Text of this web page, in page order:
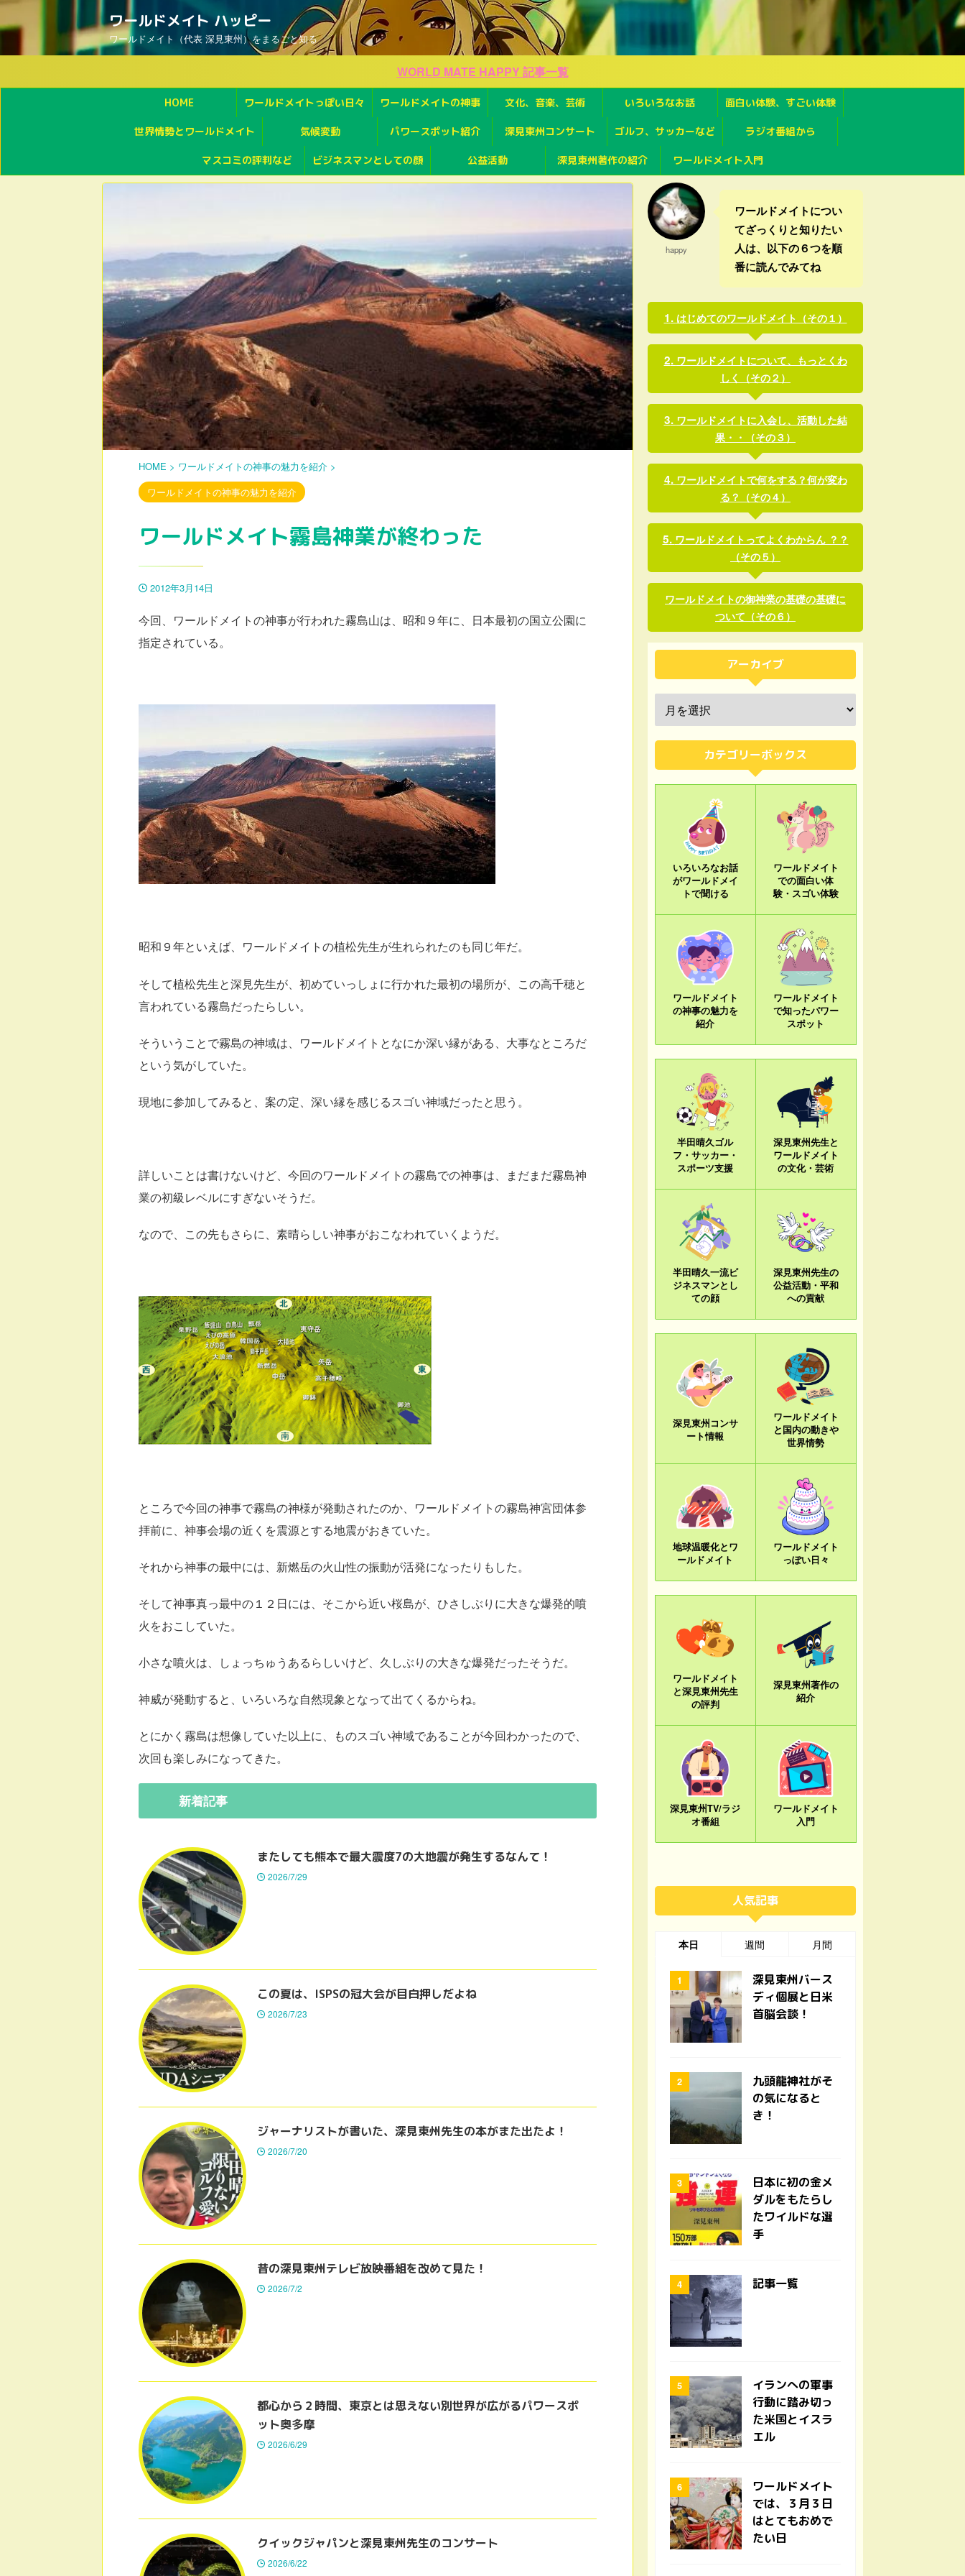
ワールドメイト ハッピー
ワールドメイト（代表 深見東州）をまるごと知る
WORLD MATE HAPPY 記事一覧
HOME ワールドメイトっぽい日々 ワールドメイトの神事 文化、音楽、芸術 いろいろなお話 面白い体験、すごい体験
世界情勢とワールドメイト 気候変動 パワースポット紹介 深見東州コンサート ゴルフ、サッカーなど ラジオ番組から
マスコミの評判など ビジネスマンとしての顔 公益活動 深見東州著作の紹介 ワールドメイト入門
HOME > ワールドメイトの神事の魅力を紹介 >
ワールドメイトの神事の魅力を紹介
ワールドメイト霧島神業が終わった
2012年3月14日
今回、ワールドメイトの神事が行われた霧島山は、昭和９年に、日本最初の国立公園に
指定されている。
昭和９年といえば、 ワールドメイトの植松先生が生れられたのも同じ年だ。
そして植松先生と深見先生が、初めていっしょに行かれた最初の場所が、この高千穂と
言われている霧島だったらしい。
そういうことで霧島の神域は、ワールドメイトとなにか深い縁がある、大事なところだ
という気がしていた。
現地に参加してみると、案の定、深い縁を感じるスゴい神域だったと思う。
詳しいことは書けないけど、今回のワールドメイトの霧島での神事は、まだまだ霧島神
業の初級レベルにすぎないそうだ。
なので、この先もさらに、素晴らしい神事がおこなわれていくようだ。
ところで今回の神事で霧島の神様が発動されたのか、ワールドメイトの霧島神宮団体参
拝前に、神事会場の近くを震源とする地震がおきていた。
それから神事の最中には、新燃岳の火山性の振動が活発になったりもした。
そして神事真っ最中の１２日には、そこから近い桜島が、ひさしぶりに大きな爆発的噴
火をおこしていた。
小さな噴火は、しょっちゅうあるらしいけど、久しぶりの大きな爆発だったそうだ。
神威が発動すると、いろいろな自然現象となって出てくるからね。
とにかく霧島は想像していた以上に、ものスゴい神域であることが今回わかったので、
次回も楽しみになってきた。
新着記事
またしても熊本で最大震度7の大地震が発生するなんて！
2026/7/29
この夏は、ISPSの冠大会が目白押しだよね
2026/7/23
ジャーナリストが書いた、深見東州先生の本がまた出たよ！
2026/7/20
昔の深見東州テレビ放映番組を改めて見た！
2026/7/2
都心から２時間、東京とは思えない別世界が広がるパワースポ
ット奥多摩
2026/6/29
クイックジャパンと深見東州先生のコンサート
2026/6/22
happy
ワールドメイトについ
てざっくりと知りたい
人は、以下の６つを順
番に読んでみてね
はじめてのワールドメイト（その１）
ワールドメイトについて、もっとくわ
しく（その２）
ワールドメイトに入会し、活動した結
果・・（その３）
ワールドメイトで何をする？何が変わ
る？（その４）
ワールドメイトってよくわからん ？？
（その５）
ワールドメイトの御神業の基礎の基礎に
ついて（その６）
アーカイブ
カテゴリーボックス
いろいろなお話
がワールドメイ
トで聞ける
ワールドメイト
での面白い体
験・スゴい体験
ワールドメイト
の神事の魅力を
紹介
ワールドメイト
で知ったパワー
スポット
半田晴久ゴル
フ・サッカー・
スポーツ支援
深見東州先生と
ワールドメイト
の文化・芸術
半田晴久一流ビ
ジネスマンとし
ての顔
深見東州先生の
公益活動・平和
への貢献
深見東州コンサ
ート情報
ワールドメイト
と国内の動きや
世界情勢
地球温暖化とワ
ールドメイト
ワールドメイト
っぽい日々
ワールドメイト
と深見東州先生
の評判
深見東州著作の
紹介
深見東州TV/ラジ
オ番組
ワールドメイト
入門
人気記事
本日 週間 月間
深見東州バース
ディ個展と日米
首脳会談！
九頭龍神社がそ
の気になると
き！
日本に初の金メ
ダルをもたらし
たワイルドな選
手
記事一覧
イランへの軍事
行動に踏み切っ
た米国とイスラ
エル
ワールドメイト
では、３月３日
はとてもおめで
たい日